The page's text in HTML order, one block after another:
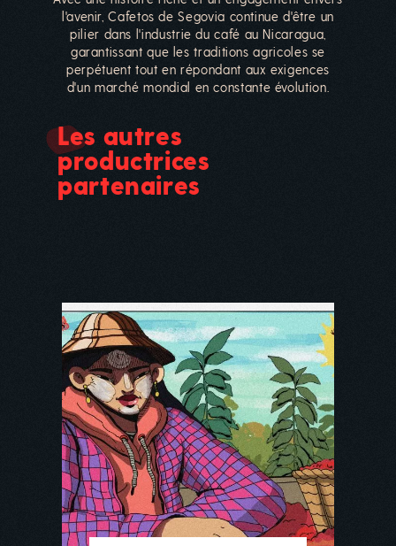
l'avenir, Cafetos de Segovia continue d'être un
pilier dans l'industrie du café au Nicaragua,
garantissant que les traditions agricoles se
perpétuent tout en répondant aux exigences
d'un marché mondial en constante évolution.
Les autres
productrices
partenaires